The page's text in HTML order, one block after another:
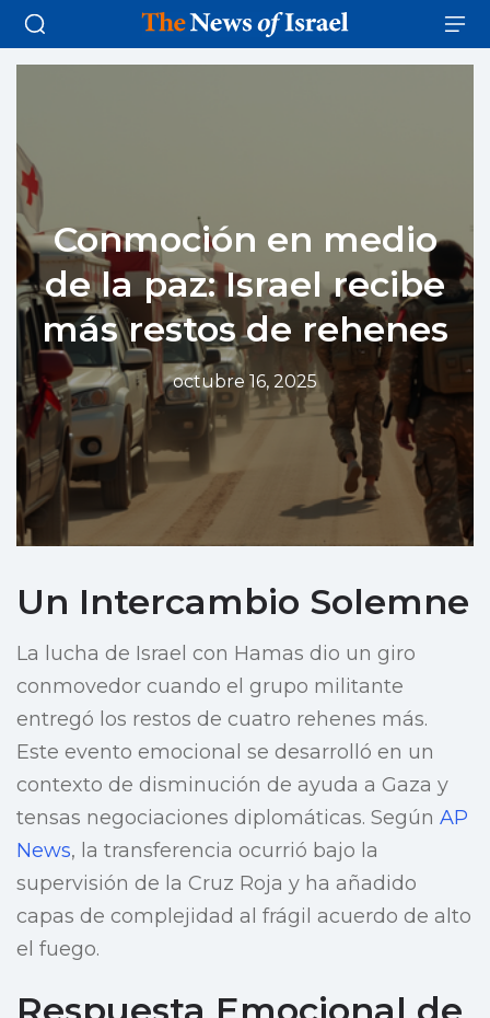
Conmoción en medio
de la paz: Israel recibe
más restos de rehenes
octubre 16, 2025
Un Intercambio Solemne
La lucha de Israel con Hamas dio un giro
conmovedor cuando el grupo militante
entregó los restos de cuatro rehenes más.
Este evento emocional se desarrolló en un
contexto de disminución de ayuda a Gaza y
tensas negociaciones diplomáticas. Según AP
News, la transferencia ocurrió bajo la
supervisión de la Cruz Roja y ha añadido
capas de complejidad al frágil acuerdo de alto
el fuego.